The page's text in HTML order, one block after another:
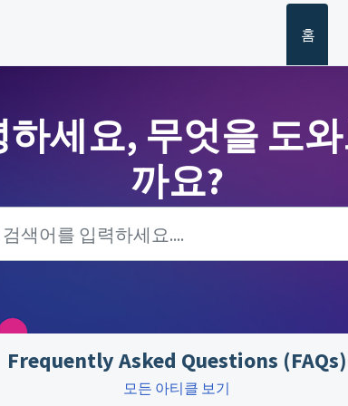
홈
하세요, 무엇을 도
까요?
Frequently Asked Questions (FAQs)
모든 아티클 보기